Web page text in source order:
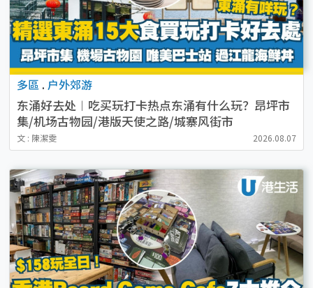
多區 . 户外郊游
东涌好去处︱吃买玩打卡热点东涌有什么玩？昂坪市
集/机场古物园/港版天使之路/城寨风街市
文 : 陳潔雯 2026.08.07